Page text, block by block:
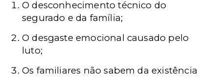
O desconhecimento técnico do
segurado e da família;
O desgaste emocional causado pelo
luto;
Os familiares não sabem da existência